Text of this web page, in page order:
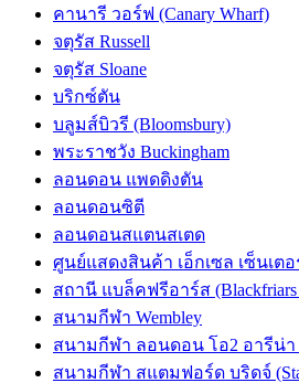
คานารี วอร์ฟ (Canary Wharf)
จตุรัส Russell
จตุรัส Sloane
บริกซ์ตัน
บลูมส์บิวรี (Bloomsbury)
พระราชวัง Buckingham
ลอนดอน แพดดิงตัน
ลอนดอนซิตี
ลอนดอนสแตนสเตด
ศูนย์แสดงสินค้า เอ็กเซล เซ็นเตอ
สถานี แบล็คฟรีอาร์ส (Blackfriars
สนามกีฬา Wembley
สนามกีฬา ลอนดอน โอ2 อารีน่า
สนามกีฬา สแตมฟอร์ด บริดจ์